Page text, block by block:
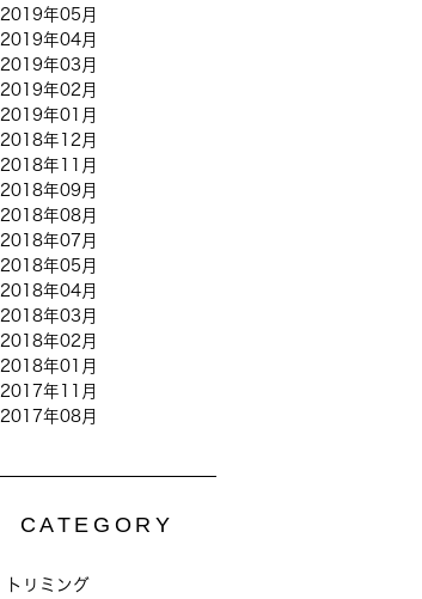
2019年05月
2019年04月
2019年03月
2019年02月
2019年01月
2018年12月
2018年11月
2018年09月
2018年08月
2018年07月
2018年05月
2018年04月
2018年03月
2018年02月
2018年01月
2017年11月
2017年08月
CATEGORY
トリミング